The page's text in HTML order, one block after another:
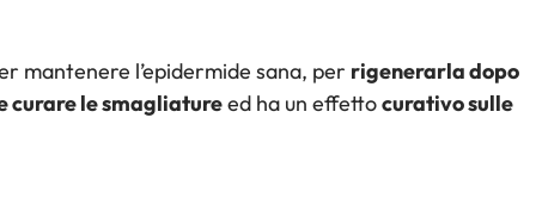
mantenere l’epidermide sana, per rigenerarla dopo
curare le smagliatureed ha un effettocurativo sulle